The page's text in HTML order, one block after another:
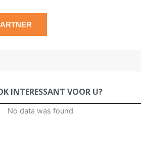
INTERESSANT VOOR U?
No data was found